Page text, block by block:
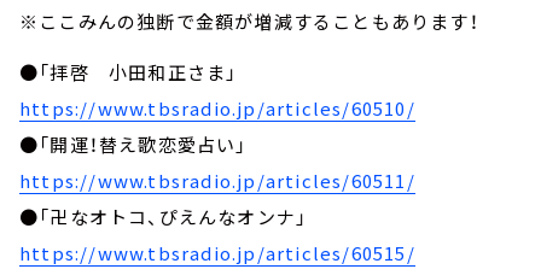
※ここみんの独断で金額が増減することもあります！
●「拝啓 小田和正さま」
https://www.tbsradio.jp/articles/60510/
●「開運！替え歌恋愛占い」
https://www.tbsradio.jp/articles/60511/
●「卍なオトコ、ぴえんなオンナ」
https://www.tbsradio.jp/articles/60515/